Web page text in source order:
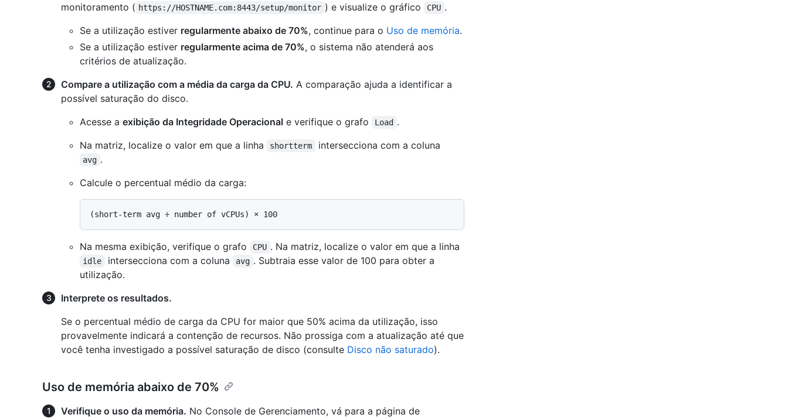
monitoramento ( https://HOSTNAME.com:8443/setup/monitor ) e visualize o gráfico CPU .
Se a utilização estiver regularmente abaixo de 70%, continue para o Uso de memória.
Se a utilização estiver regularmente acima de 70%, o sistema não atenderá aos
critérios de atualização.
Compare a utilização com a média da carga da CPU. A comparação ajuda a identificar a
possível saturação do disco.
Acesse a exibição da Integridade Operacional e verifique o grafo Load .
Na matriz, localize o valor em que a linha
shortterm intersecciona com a coluna
avg .
Calcule o percentual médio da carga:
Na mesma exibição, verifique o grafo CPU . Na matriz, localize o valor em que a linha
idle intersecciona com a coluna avg . Subtraia esse valor de 100 para obter a
utilização.
Interprete os resultados.
Se o percentual médio de carga da CPU for maior que 50% acima da utilização, isso
provavelmente indicará a contenção de recursos. Não prossiga com a atualização até que
você tenha investigado a possível saturação de disco (consulte Disco não saturado).
Uso de memória abaixo de 70%
Verifique o uso da memória. No Console de Gerenciamento, vá para a página de